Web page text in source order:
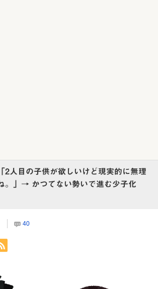
2人目の子供が欲しいけど現実的に無理
。」→ かつてない勢いで進む少子化
40